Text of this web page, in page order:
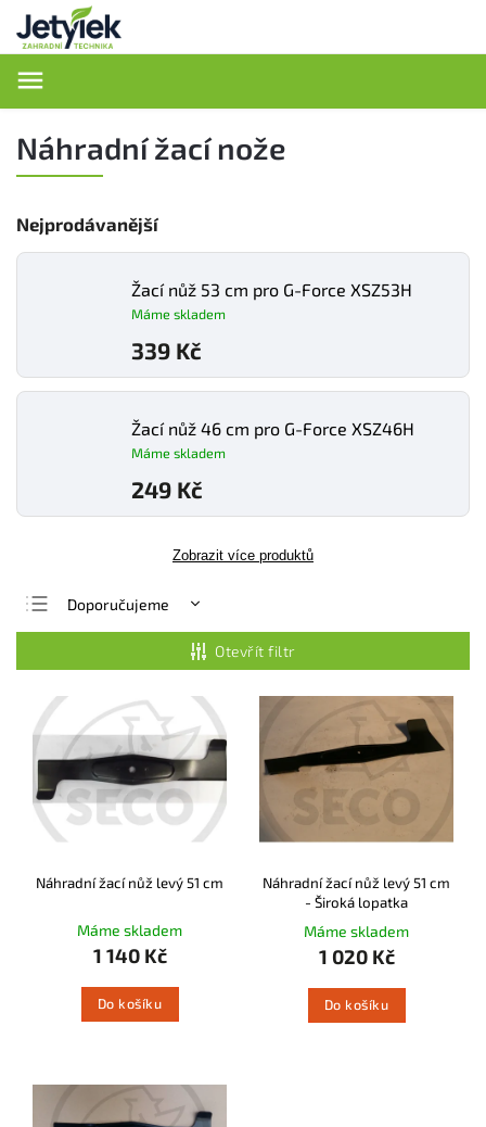
Náhradní žací nože
Nejprodávanější
Žací nůž 53 cm pro G-Force XSZ53H
Máme skladem
339 Kč
Žací nůž 46 cm pro G-Force XSZ46H
Máme skladem
249 Kč
Zobrazit více produktů
Doporučujeme
Nejdražší
Nejprodávanější
Abecedně
Otevřít filtr
Náhradní žací nůž levý 51 cm
Máme skladem
1 140 Kč
Do košíku
Náhradní žací nůž levý 51 cm
- Široká lopatka
Máme skladem
1 020 Kč
Do košíku